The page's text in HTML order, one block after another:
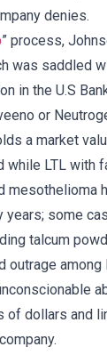
denies.
” process,
was saddled
in the U.S
or
a market
LTL with
mesothelioma
years; some
talcum
outrage
of dollars and